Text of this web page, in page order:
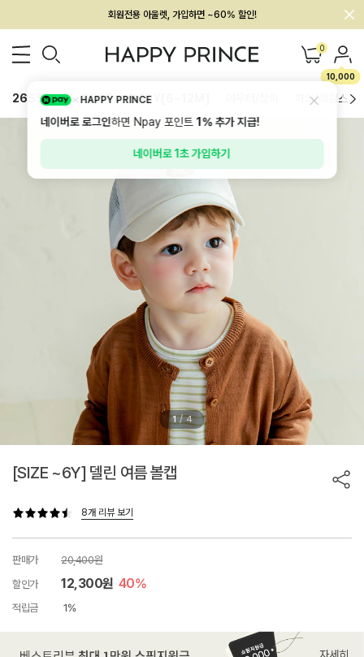
멤버십 최대 28,000원 혜택
0
10,000
26SS 신상 BEST BABY[6~12M] 하의/레깅스
1 / 4
[SIZE ~6Y] 델린 여름 볼캡
8개 리뷰 보기
판매가
20,400원
할인가
12,300원 40%
적립금 1%
HAPPY PRINCE
네이버로 로그인하면 Npay 포인트1%추가 지급!
네이버로 1초 가입하기